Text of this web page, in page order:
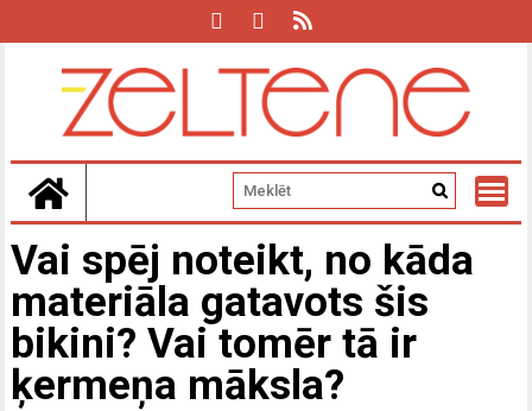
Vai spēj noteikt, no kāda
materiāla gatavots šis
bikini? Vai tomēr tā ir
ķermeņa māksla?